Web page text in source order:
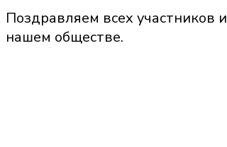
Поздравляем всех
нашем обществе.